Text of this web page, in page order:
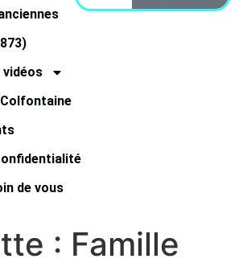
vidéos
de vous
: Famille